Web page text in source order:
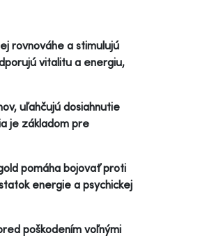
rovnováhe a stimulujú
vitalitu a energiu,
uľahčujú dosiahnutie
je základom pre
pomáha bojovať proti
energie a psychickej
poškodením voľnými